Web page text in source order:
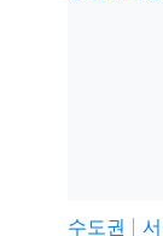
수도권 서